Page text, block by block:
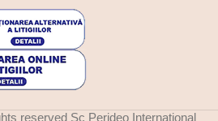
reserved Sc Perideo International